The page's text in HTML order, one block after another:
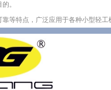
。
等特点，广泛应用于各种小型轻